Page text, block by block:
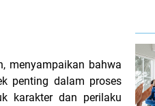
menyampaikan bahwa
penting dalam proses
karakter dan perilaku